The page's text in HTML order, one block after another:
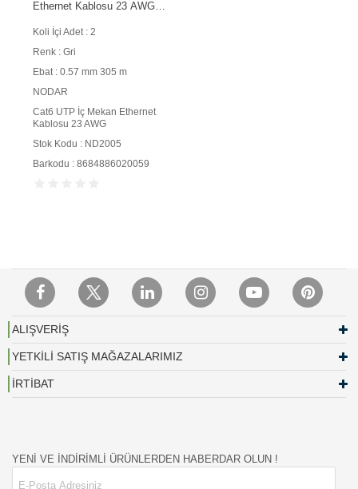
Ethernet Kablosu 23 AWG
Koli İçi Adet : 2
Renk : Gri
Ebat : 0.57 mm 305 m
NODAR
Cat6 UTP İç Mekan Ethernet
Kablosu 23 AWG
Stok Kodu : ND2005
Barkodu : 8684886020059
ALIŞVERİŞ
YETKİLİ SATIŞ MAĞAZALARIMIZ
İRTİBAT
YENİ VE İNDİRİMLİ ÜRÜNLERDEN HABERDAR OLUN !